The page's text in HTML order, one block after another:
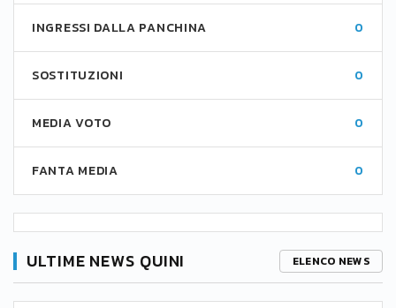
INGRESSI DALLA PANCHINA 0
SOSTITUZIONI 0
MEDIA VOTO 0
FANTA MEDIA 0
ULTIME NEWS QUINI ELENCO NEWS